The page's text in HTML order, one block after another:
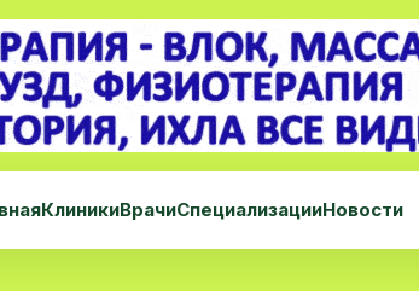
КлиникиВрачиСпециализацииНовости